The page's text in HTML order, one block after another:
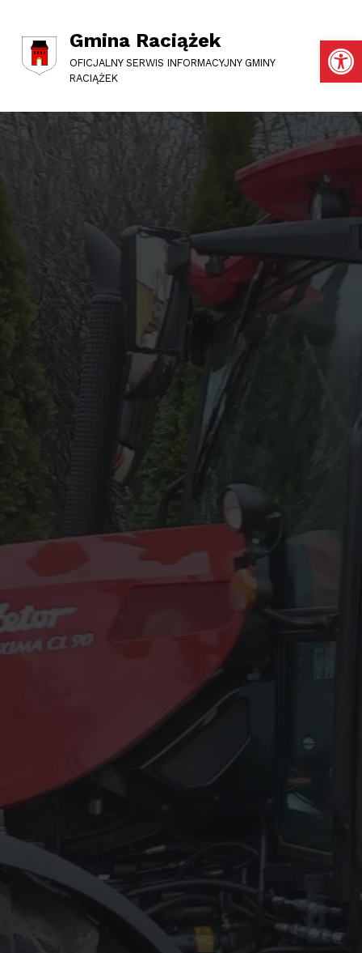
Otwórz pasek narzędzi
Gmina Raciążek
OFICJALNY SERWIS INFORMACYJNY GMINY
RACIĄŻEK